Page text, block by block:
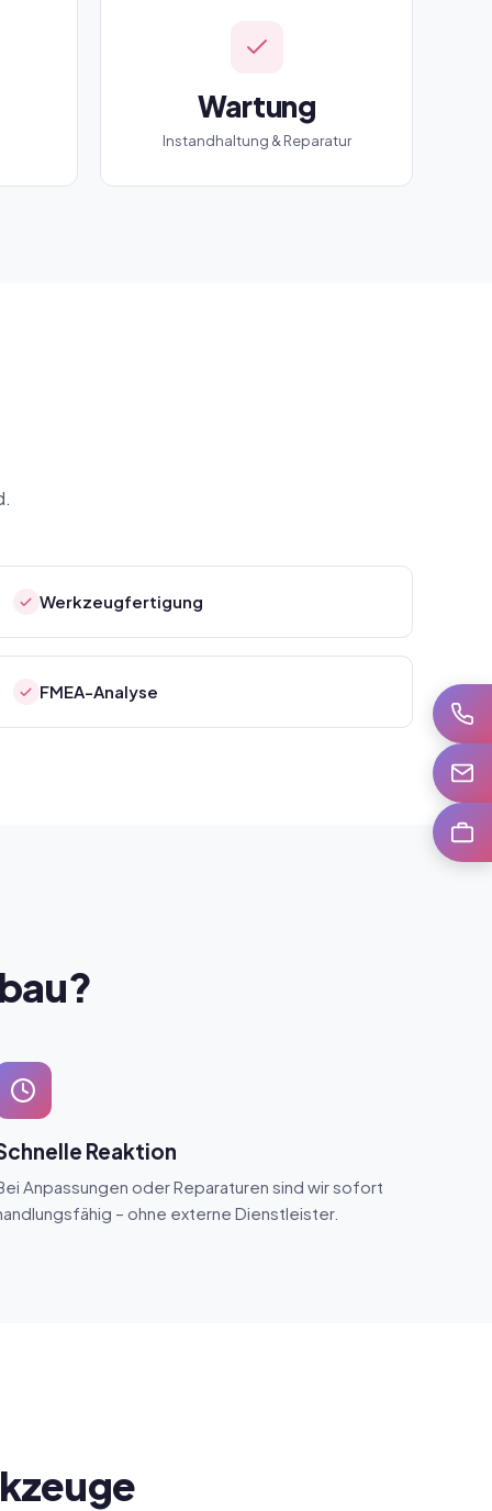
Wartung
Instandhaltung & Reparatur
Werkzeugfertigung
FMEA-Analyse
Reaktion
Anpassungen oder Reparaturen sind wir sofort
– ohne externe Dienstleister.
E-Mail
Karriere